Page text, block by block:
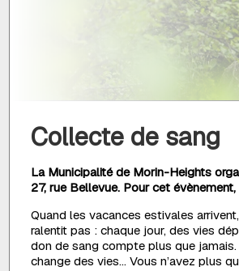
Collecte de sang
La Municipalité de Morin-Heights
27, rue Bellevue. Pour cet
Quand les vacances estivales
ralentit pas : chaque jour, des vies
don de sang compte plus que
change des vies… Vous n’avez plus